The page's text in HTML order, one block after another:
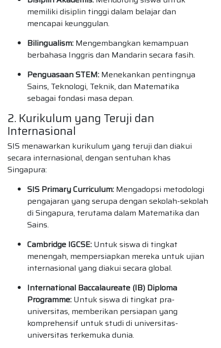
memiliki disiplin tinggi dalam belajar dan
mencapai keunggulan.
Bilingualism: Mengembangkan kemampuan
berbahasa Inggris dan Mandarin secara fasih.
Penguasaan STEM: Menekankan pentingnya
Sains, Teknologi, Teknik, dan Matematika
sebagai fondasi masa depan.
2. Kurikulum yang Teruji dan
Internasional
SIS menawarkan kurikulum yang teruji dan diakui
secara internasional, dengan sentuhan khas
Singapura:
SIS Primary Curriculum: Mengadopsi metodologi
pengajaran yang serupa dengan sekolah-sekolah
di Singapura, terutama dalam Matematika dan
Sains.
Cambridge IGCSE: Untuk siswa di tingkat
menengah, mempersiapkan mereka untuk ujian
internasional yang diakui secara global.
International Baccalaureate (IB) Diploma
Programme: Untuk siswa di tingkat pra-
universitas, memberikan persiapan yang
komprehensif untuk studi di universitas-
universitas terkemuka dunia.